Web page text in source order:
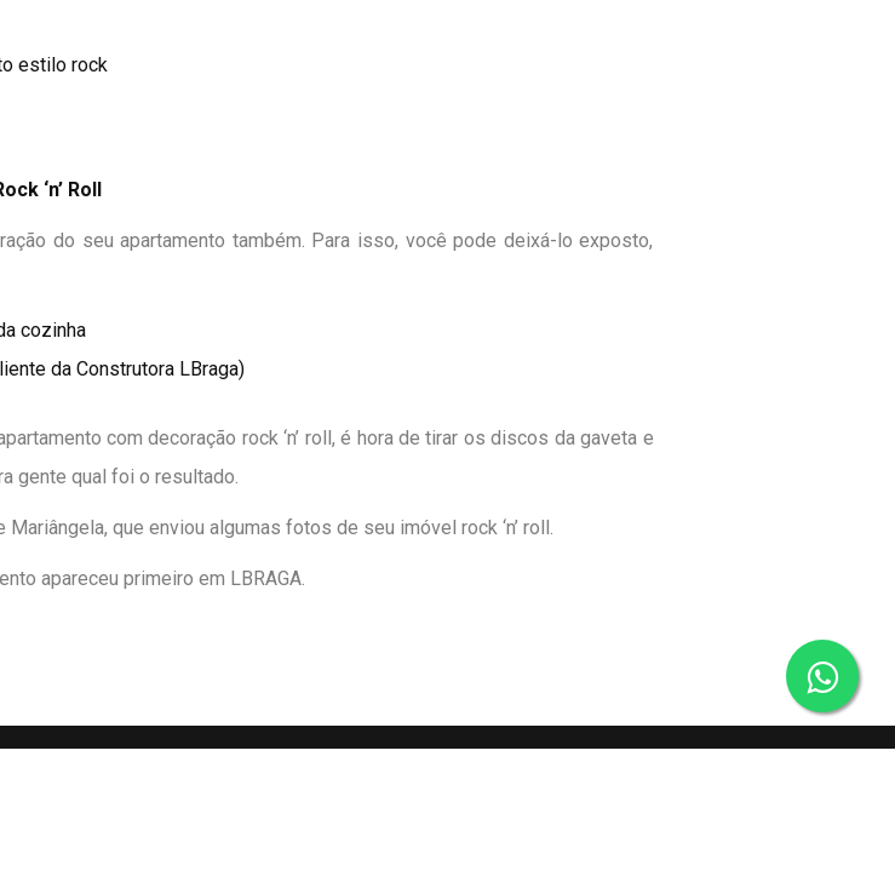
‘n’ Roll
do seu apartamento também. Para isso, você pode deixá-lo exposto,
da Construtora LBraga)
com decoração rock ‘n’ roll, é hora de tirar os discos da gaveta e
gente qual foi o resultado.
que enviou algumas fotos de seu imóvel rock ‘n’ roll.
apareceu primeiro em LBRAGA.